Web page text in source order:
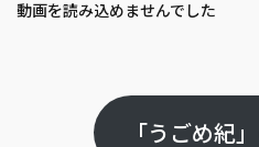
動画を読み込めませんでした
「うごめ紀